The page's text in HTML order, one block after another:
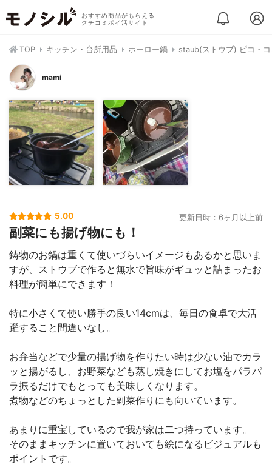
おすすめ商品がもらえる
クチコミポイ活サイト
TOP キッチン・台所用品 ホーロー鍋 staub(ストウブ) ピコ・
mami
5.00 更新日時：6ヶ月以上前
副菜にも揚げ物にも！
鋳物のお鍋は重くて使いづらいイメージもあるかと思いま
すが、ストウブで作ると無水で旨味がギュッと詰まったお
料理が簡単にできます！
特に小さくて使い勝手の良い14cmは、毎日の食卓で大活
躍すること間違いなし。
お弁当などで少量の揚げ物を作りたい時は少ない油でカラ
ッと揚がるし、お野菜なども蒸し焼きにしてお塩をパラパ
ラ振るだけでもとっても美味しくなります。
煮物などのちょっとした副菜作りにも向いています。
あまりに重宝しているので我が家は二つ持っています。
そのままキッチンに置いておいても絵になるビジュアルも
ポイントです。